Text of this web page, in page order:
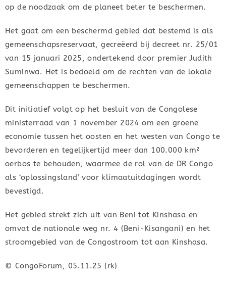
op de noodzaak om de planeet beter te beschermen.
Het gaat om een beschermd gebied dat bestemd is als
gemeenschapsreservaat, gecreëerd bij decreet nr. 25/01
van 15 januari 2025, ondertekend door premier Judith
Suminwa. Het is bedoeld om de rechten van de lokale
gemeenschappen te beschermen.
Dit initiatief volgt op het besluit van de Congolese
ministerraad van 1 november 2024 om een groene
economie tussen het oosten en het westen van Congo te
bevorderen en tegelijkertijd meer dan 100.000 km²
oerbos te behouden, waarmee de rol van de DR Congo
als ‘oplossingsland’ voor klimaatuitdagingen wordt
bevestigd.
Het gebied strekt zich uit van Beni tot Kinshasa en
omvat de nationale weg nr. 4 (Beni-Kisangani) en het
stroomgebied van de Congostroom tot aan Kinshasa.
© CongoForum, 05.11.25 (rk)